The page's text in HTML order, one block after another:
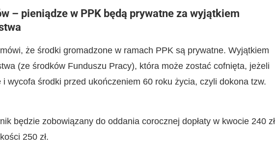
– pieniądze w PPK będą prywatne za wyjątkiem
że środki gromadzone w ramach PPK są prywatne. Wyjątkiem
(ze środków Funduszu Pracy), która może zostać cofnięta, jeżeli
wycofa środki przed ukończeniem 60 roku życia, czyli dokona tzw.
będzie zobowiązany do oddania corocznej dopłaty w kwocie 240 zł
250 zł.